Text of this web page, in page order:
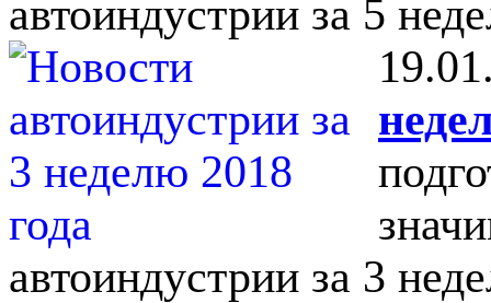
автоиндустрии за 5
автоиндустрии за 3